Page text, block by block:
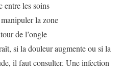
entre les soins
la zone
de l’ongle
si la douleur augmente ou si la
il faut consulter. Une infection